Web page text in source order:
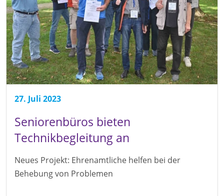
27. Juli 2023
Seniorenbüros bieten
Technikbegleitung an
Neues Projekt: Ehrenamtliche helfen bei der
Behebung von Problemen